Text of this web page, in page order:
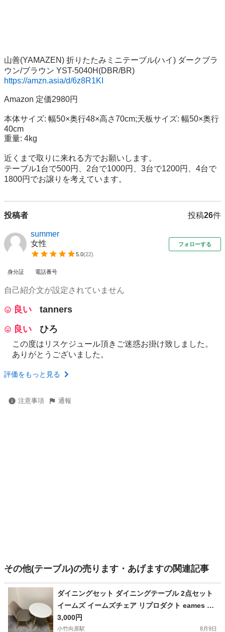
山善(YAMAZEN) 折りたたみミニテーブル(ハイ) ダークブラ
https://amzn.asia/d/6z8R1KI
Amazon 定価2980円
本体サイズ: 幅50×奥行48×高さ70cm;天板サイズ: 幅50×奥行
40cm
重量: 4kg
近くまで取りに来れる方でお願いします。
テーブル1台で500円、2台で1000円、3台で1200円、4台で
1800円でお譲りを考えています。
投稿者 投稿26件
summer
女性
5.0(22)
フォローする
身分証 電話番号
自己紹介文が設定されていません
良い
tanners
良い
ひろ
この度はリスケジュール頂きご迷惑お掛け致しました。
ありがとうございました。
評価をもっと見る
注意事項 通報
その他(テーブル)の売ります・あげますの関連記事
ダイニングセット ダイニングテーブル 2点セット
イームズ イームズチェア リプロダクト eames 1
人用
3,000円
小竹向原駅 8月9日